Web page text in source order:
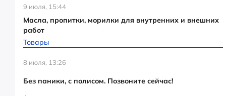
9 июля, 15:44
Масла, пропитки, морилки для внутренних и внешних
работ
Товары
8 июля, 13:26
Без паники, с полисом. Позвоните сейчас!